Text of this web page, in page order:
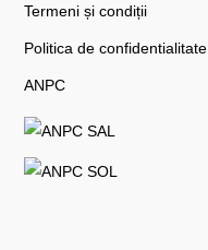
Termeni și condiții
Politica de confidentialitate
ANPC